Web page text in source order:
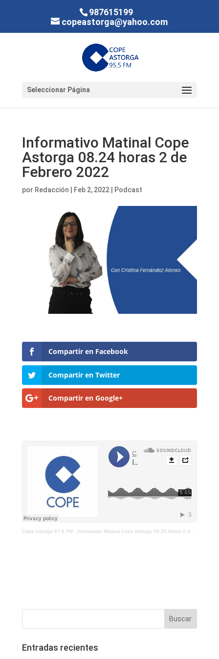
987615199
copeastorga@yahoo.com
Seleccionar Página
Informativo Matinal Cope
Astorga 08.24 horas 2 de
Febrero 2022
por Redacción Feb 2, 2022| Podcast
Compartir en Facebook
Compartir en Twitter
Compartir en Google+
Cope Astorga 87.6 FM· Informativo Matinal Cope Astorga 08.20 Horas 2 de Febrero 2022
Entradas recientes